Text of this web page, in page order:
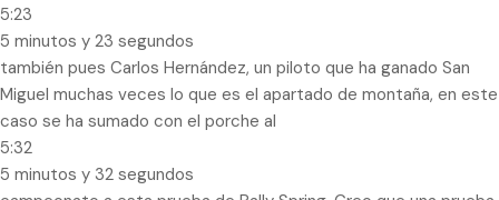
5:23
5 minutos y 23 segundos
también pues Carlos Hernández, un piloto que ha ganado San
Miguel muchas veces lo que es el apartado de montaña, en este
caso se ha sumado con el porche al
5:32
5 minutos y 32 segundos